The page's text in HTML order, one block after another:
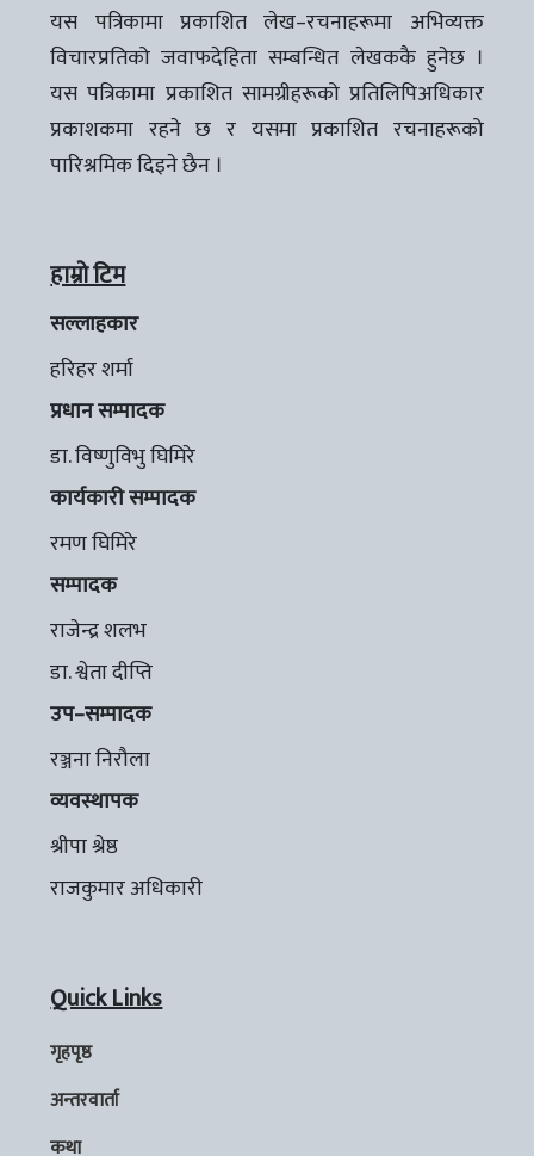
यस पत्रिकामा प्रकाशित लेख–रचनाहरूमा अभिव्यक्त
विचारप्रतिको जवाफदेहिता सम्बन्धित लेखककै हुनेछ ।
यस पत्रिकामा प्रकाशित सामग्रीहरूको प्रतिलिपिअधिकार
प्रकाशकमा रहने छ र यसमा प्रकाशित रचनाहरूको
पारिश्रमिक दिइने छैन ।
हाम्रो टिम
सल्लाहकार
हरिहर शर्मा
प्रधान सम्पादक
डा. विष्णुविभु घिमिरे
कार्यकारी सम्पादक
रमण घिमिरे
सम्पादक
राजेन्द्र शलभ
डा. श्वेता दीप्ति
उप–सम्पादक
रञ्जना निरौला
व्यवस्थापक
श्रीपा श्रेष्ठ
राजकुमार अधिकारी
Quick Links
गृहपृष्ठ
अन्तरवार्ता
कथा